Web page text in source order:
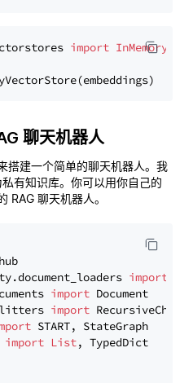
import
聊天机器人
搭建一个简单的聊天机器人。我
有知识库。你可以用你自己的
RAG 聊天机器人。
import
import
import
import List, TypedDict